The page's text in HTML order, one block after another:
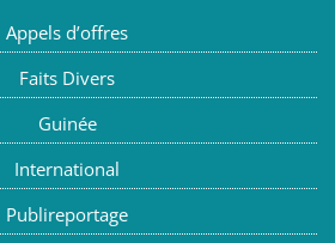
Appels d’offres
Faits Divers
Guinée
International
Publireportage